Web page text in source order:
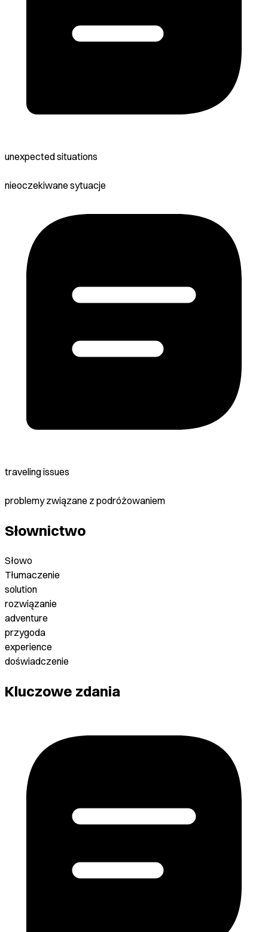
unexpected situations
nieoczekiwane sytuacje
traveling issues
problemy związane z podróżowaniem
Słownictwo
Słowo
Tłumaczenie
solution
rozwiązanie
adventure
przygoda
experience
doświadczenie
Kluczowe zdania